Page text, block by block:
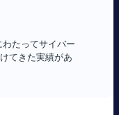
たってサイバー
てきた実績があ